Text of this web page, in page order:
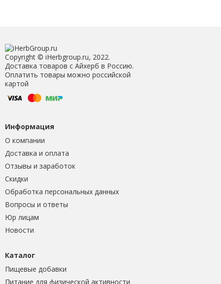
Copyright © iHerbgroup.ru, 2022.
Доставка товаров с Айхерб в Россию.
Оплатить товары можно российской
картой
Информация
О компании
Доставка и оплата
Отзывы и заработок
Скидки
Обработка персональных данных
Вопросы и ответы
Юр лицам
Новости
Каталог
Пищевые добавки
Питание для физической активности